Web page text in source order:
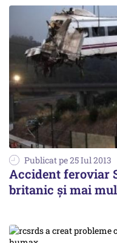
Publicat pe 25 Iul 2013
Accident feroviar
britanic și mai